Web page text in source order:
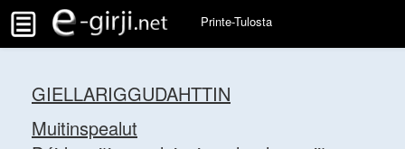
Printe-Tulosta
GIELLARIGGUDAHTTIN
Muitinspealut